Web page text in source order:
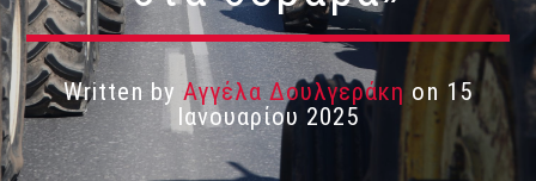
Written by Αγγέλα Δουλγεράκη on 15
Ιανουαρίου 2025